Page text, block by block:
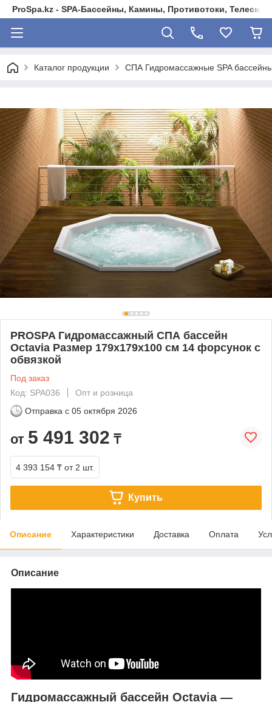
ProSpa.kz - SPA-Бассейны, Камины, Противотоки,
Каталог продукции СПА Гидромассажные SPA
PROSPA Гидромассажный СПА бассейн
Octavia Размер 179x179х100 см 14 форсунок с
обвязкой
Под заказ
Код: SPA036
Опт и розница
Отправка с 05 октября 2026
от 5 491 302 ₸
4 393 154 ₸ от 2 шт.
Купить
Описание Характеристики Доставка Оплата
Описание
Гидромассажный бассейн Octavia —